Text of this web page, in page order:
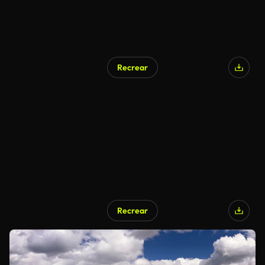
Recrear
Recrear